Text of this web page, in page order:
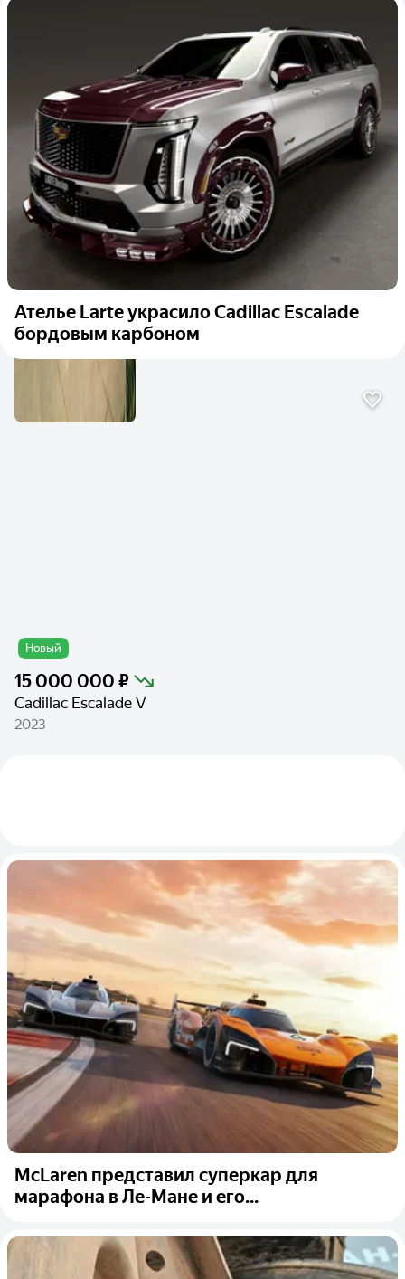
Ателье Larte украсило Cadillac Escalade
бордовым карбоном
Новый
15 000 000 ₽
Cadillac Escalade V
2023
McLaren представил суперкар для
марафона в Ле-Мане и его...